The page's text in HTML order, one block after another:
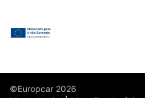
©Europcar 2026